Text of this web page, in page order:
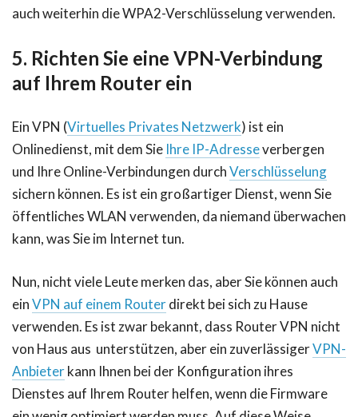
auch weiterhin die WPA2-Verschlüsselung verwenden.
5. Richten Sie eine VPN-Verbindung
auf Ihrem Router ein
Ein VPN (Virtuelles Privates Netzwerk) ist ein
Onlinedienst, mit dem Sie Ihre IP-Adresseverbergen
und Ihre Online-Verbindungen durchVerschlüsselung
sichern können. Es ist ein großartiger Dienst, wenn Sie
öffentliches WLAN verwenden, da niemand überwachen
kann, was Sie im Internet tun.
Nun, nicht viele Leute merken das, aber Sie können auch
einVPN auf einem Routerdirekt bei sich zu Hause
verwenden. Es ist zwar bekannt, dass Router VPN nicht
von Haus aus unterstützen, aber ein zuverlässigerVPN-
Anbieterkann Ihnen bei der Konfiguration ihres
Dienstes auf Ihrem Router helfen, wenn die Firmware